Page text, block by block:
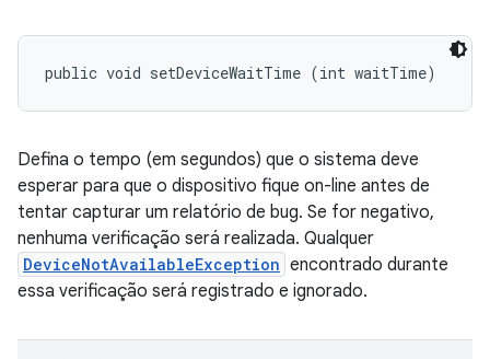
public void setDeviceWaitTime (int waitTime)
Defina o tempo (em segundos) que o sistema deve
esperar para que o dispositivo fique on-line antes de
tentar capturar um relatório de bug. Se for negativo,
nenhuma verificação será realizada. Qualquer
DeviceNotAvailableException encontrado durante
essa verificação será registrado e ignorado.